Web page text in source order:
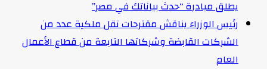
يطلق مبادرة “حدث بياناتك في مصر”
رئيس الوزراء يناقش مقترحات نقل ملكية عدد من
الشركات القابضة وشركاتها التابعة من قطاع الأعمال
العام